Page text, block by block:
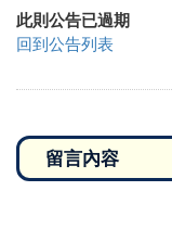
此則公告已過期
回到公告列表